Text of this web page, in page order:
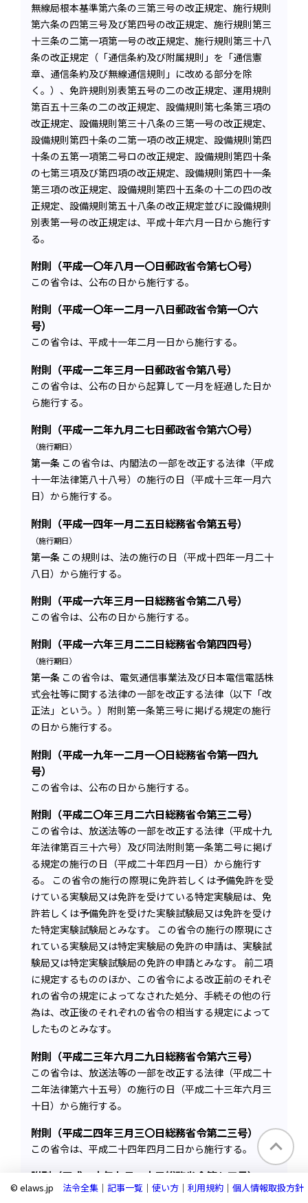
無線局根本基準第六条の三第三号の改正規定、施行規則
第六条の四第三号及び第四号の改正規定、施行規則第三
十三条の二第一項第一号の改正規定、施行規則第三十八
条の改正規定（「通信条約及び附属規則」を「通信憲
章、通信条約及び無線通信規則」に改める部分を除
く。）、免許規則別表第五号の二の改正規定、運用規則
第百五十三条の二の改正規定、設備規則第七条第三項の
改正規定、設備規則第三十八条の三第一号の改正規定、
設備規則第四十条の二第一項の改正規定、設備規則第四
十条の五第一項第二号ロの改正規定、設備規則第四十条
の七第三項及び第四項の改正規定、設備規則第四十一条
第三項の改正規定、設備規則第四十五条の十二の四の改
正規定、設備規則第五十八条の改正規定並びに設備規則
別表第一号の改正規定は、平成十年六月一日から施行す
る。
附則（平成一〇年八月一〇日郵政省令第七〇号）
この省令は、公布の日から施行する。
附則（平成一〇年一二月一八日郵政省令第一〇六
号）
この省令は、平成十一年二月一日から施行する。
附則（平成一二年三月一日郵政省令第八号）
この省令は、公布の日から起算して一月を経過した日か
ら施行する。
附則（平成一二年九月二七日郵政省令第六〇号）
（施行期日）
第一条 この省令は、内閣法の一部を改正する法律（平成
十一年法律第八十八号）の施行の日（平成十三年一月六
日）から施行する。
附則（平成一四年一月二五日総務省令第五号）
（施行期日）
第一条 この規則は、法の施行の日（平成十四年一月二十
八日）から施行する。
附則（平成一六年三月一日総務省令第二八号）
この省令は、公布の日から施行する。
附則（平成一六年三月二二日総務省令第四四号）
（施行期日）
第一条 この省令は、電気通信事業法及び日本電信電話株
式会社等に関する法律の一部を改正する法律（以下「改
正法」という。）附則第一条第三号に掲げる規定の施行
の日から施行する。
附則（平成一九年一二月一〇日総務省令第一四九
号）
この省令は、公布の日から施行する。
附則（平成二〇年三月二六日総務省令第三二号）
この省令は、放送法等の一部を改正する法律（平成十九
年法律第百三十六号）及び同法附則第一条第二号に掲げ
る規定の施行の日（平成二十年四月一日）から施行す
る。 この省令の施行の際現に免許若しくは予備免許を受
けている実験局又は免許を受けている特定実験局は、免
許若しくは予備免許を受けた実験試験局又は免許を受け
た特定実験試験局とみなす。 この省令の施行の際現にさ
れている実験局又は特定実験局の免許の申請は、実験試
験局又は特定実験試験局の免許の申請とみなす。 前二項
に規定するもののほか、この省令による改正前のそれぞ
れの省令の規定によってなされた処分、手続その他の行
為は、改正後のそれぞれの省令の相当する規定によって
したものとみなす。
附則（平成二三年六月二九日総務省令第六三号）
この省令は、放送法等の一部を改正する法律（平成二十
二年法律第六十五号）の施行の日（平成二十三年六月三
十日）から施行する。
附則（平成二四年三月三〇日総務省令第二三号）
この省令は、平成二十四年四月二日から施行する。
附則（平成二六年九月二六日総務省令第七五号）
（施行期日）
© elaws.jp 法令全集 ｜ 記事一覧 ｜ 使い方 ｜ 利用規約 ｜ 個人情報取扱方針